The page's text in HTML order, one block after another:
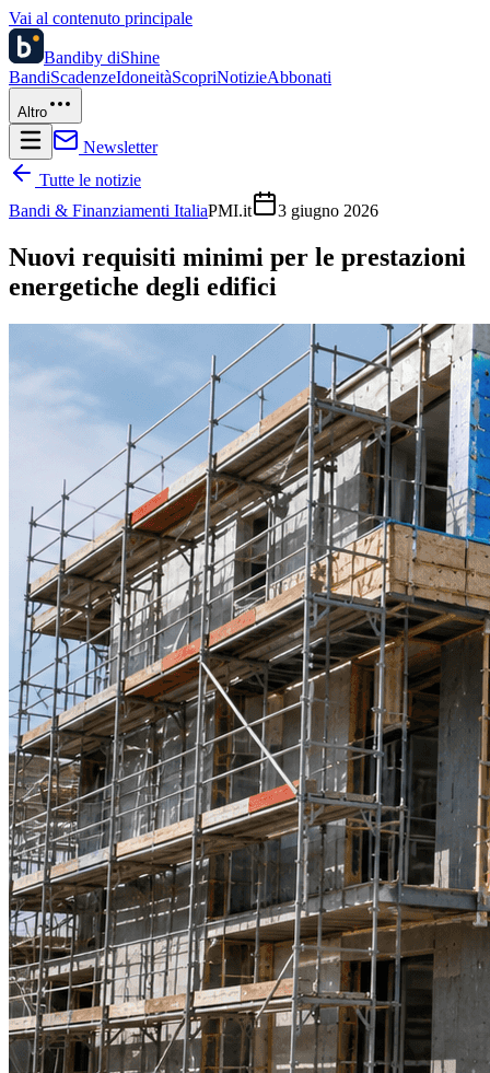
Vai al contenuto principale
Bandiby diShine
BandiScadenzeIdoneitàScopriNotizieAbbonati
Altro
Newsletter
Tutte le notizie
Bandi & Finanziamenti ItaliaPMI.it 3 giugno 2026
Nuovi requisiti minimi per le prestazioni
energetiche degli edifici